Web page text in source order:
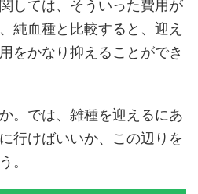
しては、そういった費用が
純血種と比較すると、迎え
をかなり抑えることができ
。では、雑種を迎えるにあ
行けばいいか、この辺りを
。